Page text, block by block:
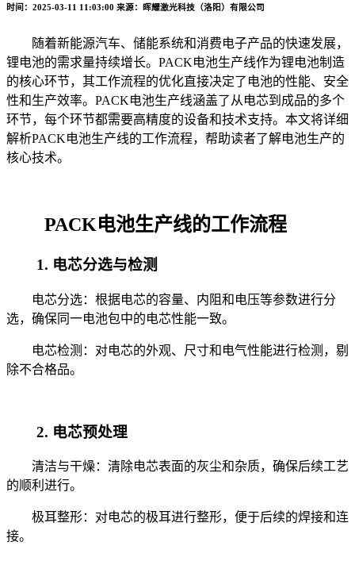
时间：2025-03-11 11:03:00 来源：晖耀激光科技（洛阳）有限公司
随着新能源汽车、储能系统和消费电子产品的快速发展，
锂电池的需求量持续增长。PACK电池生产线作为锂电池制造
的核心环节，其工作流程的优化直接决定了电池的性能、安全
性和生产效率。PACK电池生产线涵盖了从电芯到成品的多个
环节，每个环节都需要高精度的设备和技术支持。本文将详细
解析PACK电池生产线的工作流程，帮助读者了解电池生产的
核心技术。
PACK电池生产线的工作流程
1. 电芯分选与检测
电芯分选：根据电芯的容量、内阻和电压等参数进行分
选，确保同一电池包中的电芯性能一致。
电芯检测：对电芯的外观、尺寸和电气性能进行检测，剔
除不合格品。
2. 电芯预处理
清洁与干燥：清除电芯表面的灰尘和杂质，确保后续工艺
的顺利进行。
极耳整形：对电芯的极耳进行整形，便于后续的焊接和连
接。